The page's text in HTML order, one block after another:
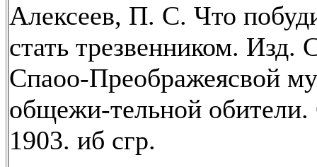
Алексеев, П. С. Что
стать трезвенником. Изд.
Спаоо-Преображеясвой
общежи-тельной обители.
1903. иб сгр.